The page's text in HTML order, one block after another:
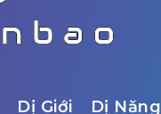
Dị Giới Dị Năng